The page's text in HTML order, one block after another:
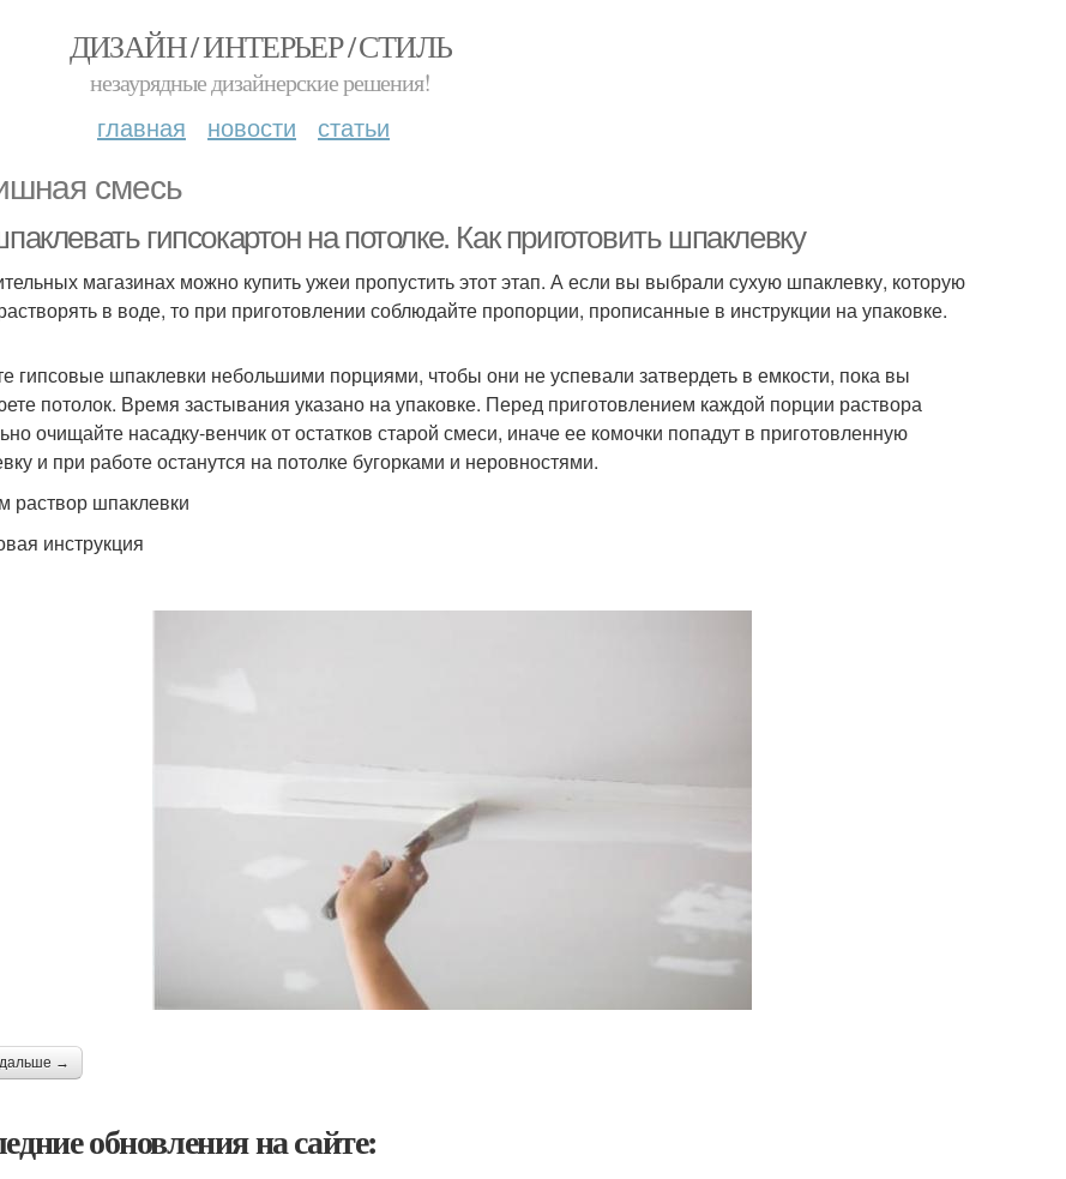
ДИЗАЙН / ИНТЕРЬЕР / СТИЛЬ
незаурядные дизайнерские решения!
главная новости статьи
смесь
гипсокартон на потолке. Как приготовить шпаклевку
магазинах можно купить ужеи пропустить этот этап. А если вы выбрали сухую шпаклевку, которую
в воде, то при приготовлении соблюдайте пропорции, прописанные в инструкции на упаковке.
гипсовые шпаклевки небольшими порциями, чтобы они не успевали затвердеть в емкости, пока вы
потолок. Время застывания указано на упаковке. Перед приготовлением каждой порции раствора
очищайте насадку-венчик от остатков старой смеси, иначе ее комочки попадут в приготовленную
и при работе останутся на потолке бугорками и неровностями.
раствор шпаклевки
инструкция
дальше →
обновления на сайте: